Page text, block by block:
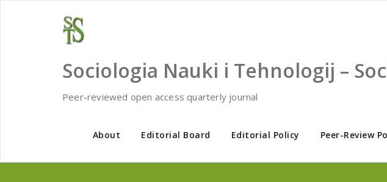
Sociologia Nauki i Tehnologij –
Peer-reviewed open access quarterly journal
About Editorial Board Editorial Policy Peer-Review